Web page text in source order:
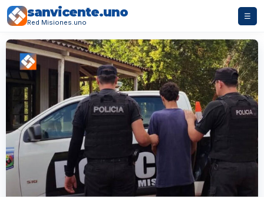
sanvicente.uno
Red Misiones.uno
☰